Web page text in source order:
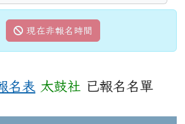
現在非報名時間
名表 太鼓社 已報名名單